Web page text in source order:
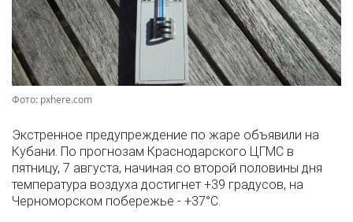
Фото: pxhere.com
Экстренное предупреждение по жаре объявили на
Кубани. По прогнозам Краснодарского ЦГМС в
пятницу, 7 августа, начиная со второй половины дня
температура воздуха достигнет +39 градусов, на
Черноморском побережье - +37°­С.